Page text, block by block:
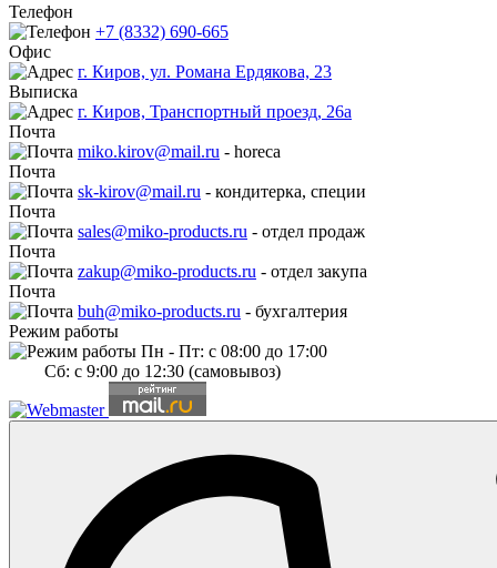
Телефон
+7 (8332) 690-665
Офис
г. Киров, ул. Романа Ердякова, 23
Выписка
г. Киров, Транспортный проезд, 26а
Почта
miko.kirov@mail.ru - horeca
Почта
sk-kirov@mail.ru - кондитерка, специи
Почта
sales@miko-products.ru - отдел продаж
Почта
zakup@miko-products.ru - отдел закупа
Почта
buh@miko-products.ru - бухгалтерия
Режим работы
Пн - Пт: с 08:00 до 17:00
Сб: с 9:00 до 12:30 (самовывоз)